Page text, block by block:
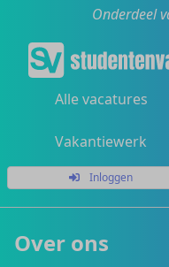
Onderdeel
Alle vacatures
Vakantiewerk
Inloggen
Over ons